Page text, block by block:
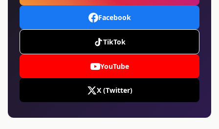
Facebook
TikTok
YouTube
X (Twitter)